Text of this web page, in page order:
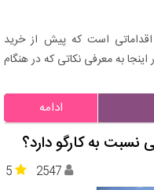
است که پیش از خرید
به معرفی نکاتی که در هنگام
ادامه
به کارگو دارد؟
5 2547